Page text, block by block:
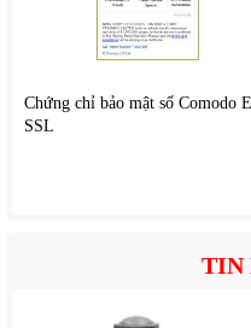
Áp lực phun mạnh mẽ
trên xe máy, ô tô, sân
sạch bề mặt và tia áp
Motor bền bỉ, hoạt
liên tục mà không bị
từ bồn chứa, thùng
trời hoặc khu vực gara,
Chứng chỉ bảo mật số Comodo
SSL
TIN